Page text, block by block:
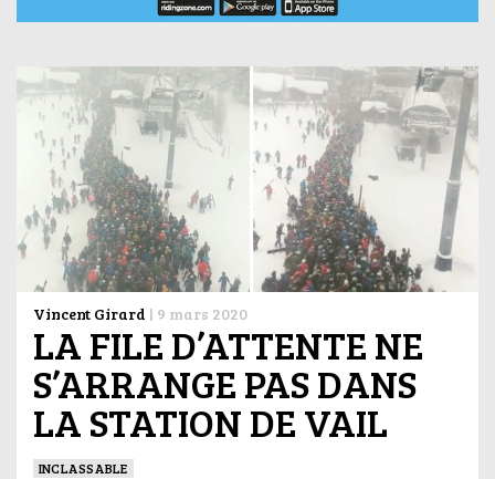
Vincent Girard | 9 mars 2020
LA FILE D’ATTENTE NE
S’ARRANGE PAS DANS
LA STATION DE VAIL
INCLASSABLE